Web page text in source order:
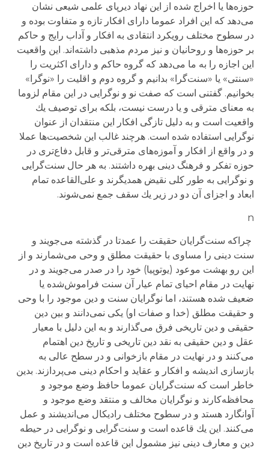
حوزه‌ها یا اخراج شده از این نهاد دیرپای علمی شیعی نشان
می‌دهد كه این افراد عموما دارای افكار تازه و متفاوت بوده و
در سطوح مختلف رویكرد انتقادی به افكار و آداب رایج و حاكم
بر حوزه‌ها و روحانیان و نیز مردم مذهبی داشته‌اند. این واقعیت
این اجازه را به ما می‌دهد كه گروه حاكم و دارای اكثریت را
«سنتی» یا «سنت‌گرا» بدانیم و گروه دوم و اقلیت را «نوگرا»
بخوانیم. گفتنی است كه صفت نو و نوگرایی در این مقام لزوما
به معنای مترقی و یا درست نیست، بلكه برای توصیف یك
واقعیت است و به دلیل تازگی افكار این منتقدان از عنوان
نوگرایی استفاده شده است. هرچند غالب این شخصیت‌ها عملا
و در واقع از افكار و آموزه‌های مترقی‌تر و قابل دفاع‌تری در
حوزه تفكر و فرهنگ دینی بهره داشتند. به هر حال سنت‌گرایی
و نوگرایی به طور كلی نقیض همدیگرند و علی‌القاعده تمام
ابعاد و اجزای آن دو در زیر یك سقف جمع نمی‌شوند.
n
چراكه سنت‌گرایان حقیقت را عمدتا در گذشته می‌جویند و
سنت دینی را مساوی با حقیقت مطلق و وحی می‌شمارند و از
این رو بهشت موعود (یوتوپیا) خود را در صدر می‌جویند و در
نهایت در مقام احیای تمام عیار آن سنت فراموش‌شده یا
ضعیف شده هستند، اما نوگرایان سنت و دین موجود را با وحی
و حقیقت مطلق (خدا و صفات او) یكی نمی‌دانند و بین دین
حقیقی و دین تاریخی فرق می‌گذارند و به این دلیل با معیار
عقل و دین حقیقی به نقد دین تاریخی و تاریخ دین اهتمام
می‌كنند و در نهایت در مقام بازخوانی و در سطح عالی به
بازسازی اندیشه و افكار و عقاید و احكام دینی می‌پردازند. بدین
خاطر است كه سنت‌گرایان عموما حافظ وضع موجود و
محافظه‌كارند و نوگرایان مخالف و منتقد وضع موجود و
آوانگارد هستد و در سطوح مختلف رادیكال می‌اندیشند و عمل
می‌كنند. این یك قاعده است و سنت‌گرایی و نوگرایی در حیطه
دین و معارف دینی نیز مشمول این قاعده است و در تاریخ دین